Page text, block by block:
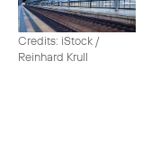
Credits: iStock /
Reinhard Krull